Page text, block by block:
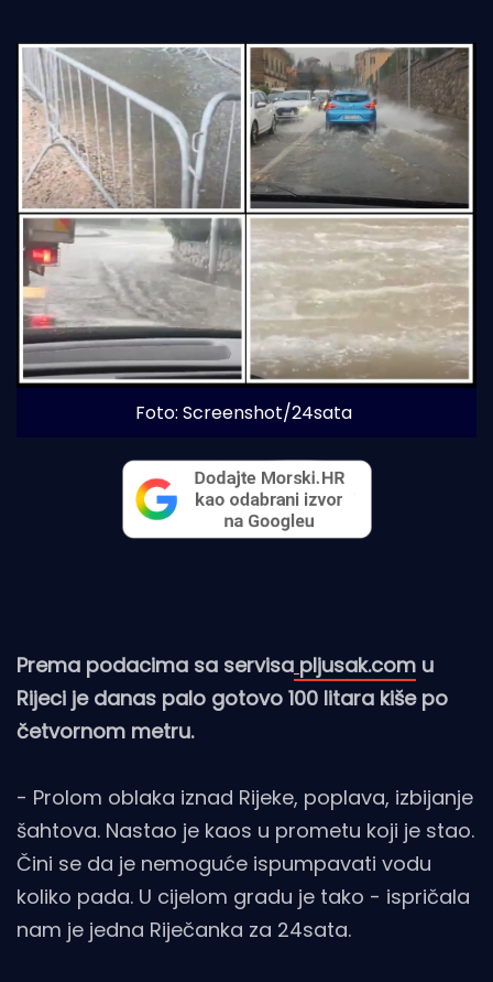
Tradicija i kultura
Foto: Screenshot/24sata
Prema podacima sa servisa pljusak.com u
Rijeci je danas palo gotovo 100 litara kiše po
četvornom metru.
- Prolom oblaka iznad Rijeke, poplava, izbijanje
šahtova. Nastao je kaos u prometu koji je stao.
Čini se da je nemoguće ispumpavati vodu
koliko pada. U cijelom gradu je tako - ispričala
nam je jedna Riječanka za 24sata.